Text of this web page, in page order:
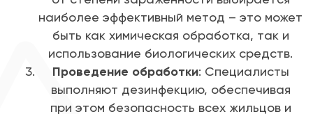
наиболее эффективный метод – это может
быть как химическая обработка, так и
использование биологических средств.
Проведение обработки: Специалисты
выполняют дезинфекцию, обеспечивая
при этом безопасность всех жильцов и